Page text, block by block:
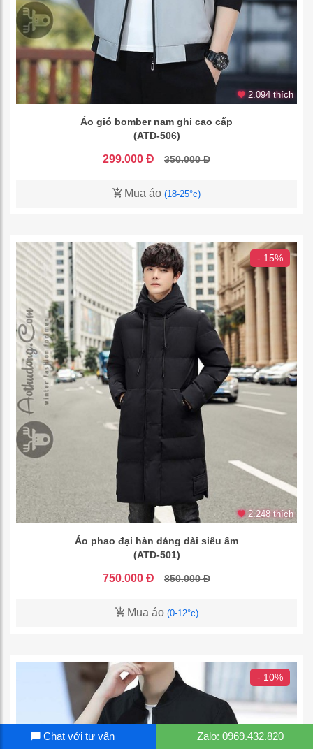
2.094 thích
Áo gió bomber nam ghi cao cấp
(ATD-506)
299.000 Đ 350.000 Đ
Mua áo (18-25°c)
- 15%
2.248 thích
Áo phao đại hàn dáng dài siêu ấm
(ATD-501)
750.000 Đ 850.000 Đ
Mua áo (0-12°c)
- 10%
Chat với tư vấn Zalo: 0969.432.820